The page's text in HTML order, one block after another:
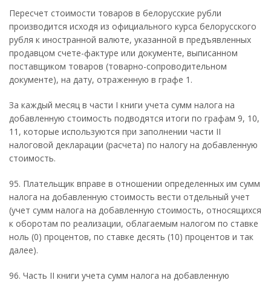
Пересчет стоимости товаров в белорусские рубли
производится исходя из официального курса белорусского
рубля к иностранной валюте, указанной в предъявленных
продавцом счете-фактуре или документе, выписанном
поставщиком товаров (товарно-сопроводительном
документе), на дату, отраженную в графе 1.
За каждый месяц в части I книги учета сумм налога на
добавленную стоимость подводятся итоги по графам 9, 10,
11, которые используются при заполнении части II
налоговой декларации (расчета) по налогу на добавленную
стоимость.
95. Плательщик вправе в отношении определенных им сумм
налога на добавленную стоимость вести отдельный учет
(учет сумм налога на добавленную стоимость, относящихся
к оборотам по реализации, облагаемым налогом по ставке
ноль (0) процентов, по ставке десять (10) процентов и так
далее).
96. Часть II книги учета сумм налога на добавленную